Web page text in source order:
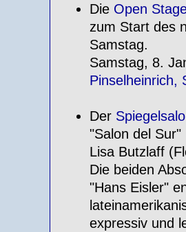
Die Open
zum Start des
Samstag.
Samstag, 8.
Pinselheinrich,
Der
"Salon del Sur"
Lisa Butzlaff
Die beiden
"Hans Eisler"
expressiv und